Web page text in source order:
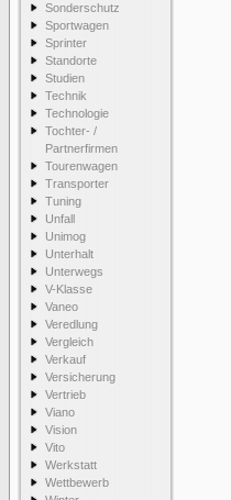
Sonderschutz
Sportwagen
Sprinter
Standorte
Studien
Technik
Technologie
Tochter- /
Partnerfirmen
Tourenwagen
Transporter
Tuning
Unfall
Unimog
Unterhalt
Unterwegs
V-Klasse
Vaneo
Veredlung
Vergleich
Verkauf
Versicherung
Vertrieb
Viano
Vision
Vito
Werkstatt
Wettbewerb